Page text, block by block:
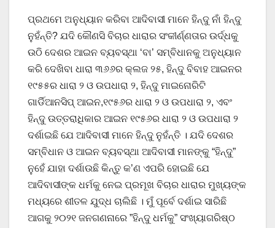
ପ୍ରଥମେ ଅନୁଧ୍ୟାନ କରିବା ଆଦିବାସୀ ମାନେ ହିନ୍ଦୁ ନାଁ ହିନ୍ଦୁ
ନୁହଁନ୍ତି? ଯଦି କୌଣସି ବିଚାର ଧାରାର ସଂକୀର୍ଣ୍ଣତାର ଉର୍ଦ୍ଧକୁ
ଉଠି ଦେଶର ଆଇନ ବ୍ୟବସ୍ଥା ‘ବା’ ସମ୍ବିଧାନକୁ ଅନୁଧ୍ୟାନ
କରି ଦେଖିବା ଧାରା ୩୬୬ର କ୍ଲଜ ୨୫, ହିନ୍ଦୁ ବିବାହ ଆଇନର
୧୯୫୫ର ଧାରା ୨ ଓ ଉପଧାରା ୨, ହିନ୍ଦୁ ମାଇନୋରିଟି
ଗାର୍ଡିଆନସିପ୍ ଆଇନ,୧୯୫୬ର ଧାରା ୨ ଓ ଉପଧାରା ୨, ଏବଂ
ହିନ୍ଦୁ ଉତ୍ତରାଧିକାର ଆଇନ ୧୯୫୬ର ଧାରା ୨ ଓ ଉପଧାରା ୨
ଦର୍ଶାଇଛି ଯେ ଆଦିବାସୀ ମାନେ ହିନ୍ଦୁ ନୁହଁନ୍ତି । ଯଦି ଦେଶର
ସମ୍ବିଧାନ ଓ ଆଇନ ବ୍ୟବସ୍ଥା ଆଦିବାସୀ ମାନଙ୍କୁ “ହିନ୍ଦୁ”
ନୁହେଁ ଯାହା ଦର୍ଶାଉଛି କିନ୍ତୁ କ’ଣ ଏପରି ହୋଇଛି ଯେ
ଆଦିବାସୀଙ୍କ ଧର୍ମକୁ ନେଇ ପ୍ରମୂଖ ବିଚାର ଧାରାର ମୁଖ୍ୟଙ୍କ
ମଧ୍ୟରେ ଶୀତଳ ଯୁଦ୍ଧ ଚାଲିଛି । ମୁଁ ପୂର୍ବେ ଦର୍ଶାଇ ସାରିଛି
ଆଗକୁ ୨୦୨୧ ଜନଗଣନାରେ ”ହିନ୍ଦୁ ଧର୍ମକୁ” ସଂଖ୍ୟାଗରିଷ୍ଠ